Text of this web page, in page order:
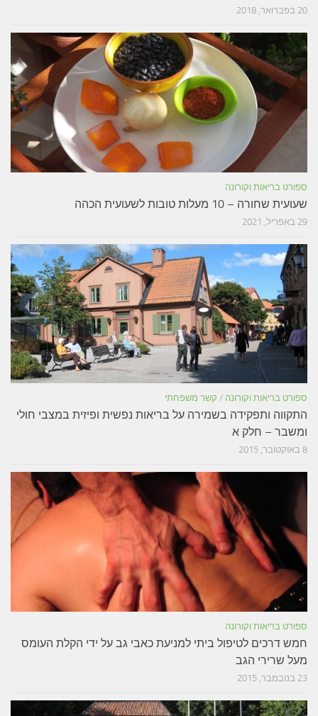
20 בפברואר, 2018
ספורט בריאות וקורונה
שעועית שחורה – 10 מעלות טובות לשעועית הכהה
29 באפריל, 2021
ספורט בריאות וקורונה / קשר משפחתי
התקווה ותפקידה בשמירה על בריאות נפשית ופיזית במצבי חולי
ומשבר – חלק א
8 באוקטובר, 2015
ספורט בריאות וקורונה
חמש דרכים לטיפול ביתי למניעת כאבי גב על ידי הקלת העומס
מעל שרירי הגב
23 בנובמבר, 2015